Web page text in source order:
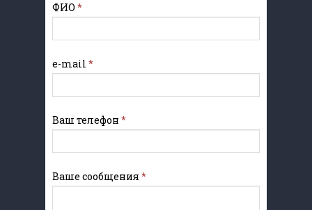
ФИО *
e-mail *
Ваш телефон *
Ваше сообщения *